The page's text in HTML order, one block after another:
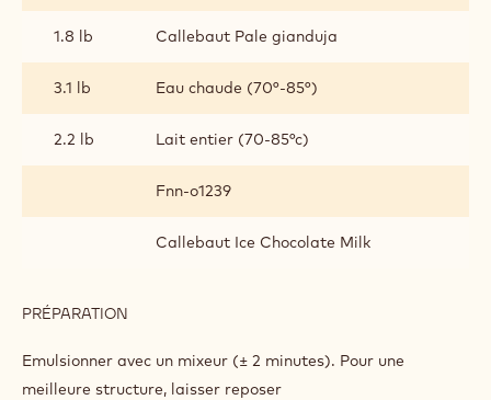
1.8 lb Callebaut Pale gianduja
3.1 lb Eau chaude (70°-85°)
2.2 lb Lait entier (70-85°c)
Fnn-o1239
Callebaut Ice Chocolate Milk
PRÉPARATION
CHOCOLATE
Emulsionner avec un mixeur (± 2 minutes). Pour une
meilleure structure, laisser reposer